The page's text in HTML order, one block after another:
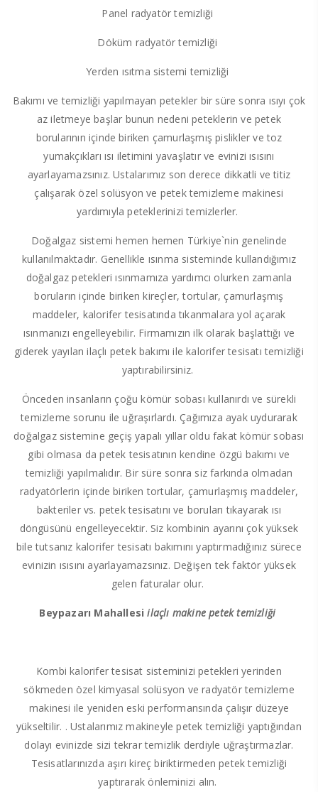
Panel radyatör temizliği
Döküm radyatör temizliği
Yerden ısıtma sistemi temizliği
Bakımı ve temizliği yapılmayan petekler bir süre sonra ısıyı çok
az iletmeye başlar bunun nedeni peteklerin ve petek
borularının içinde biriken çamurlaşmış pislikler ve toz
yumakçıkları ısı iletimini yavaşlatır ve evinizi ısısını
ayarlayamazsınız. Ustalarımız son derece dikkatli ve titiz
çalışarak özel solüsyon ve petek temizleme makinesi
yardımıyla peteklerinizi temizlerler.
Doğalgaz sistemi hemen hemen Türkiye`nin genelinde
kullanılmaktadır. Genellikle ısınma sisteminde kullandığımız
doğalgaz petekleri ısınmamıza yardımcı olurken zamanla
boruların içinde biriken kireçler, tortular, çamurlaşmış
maddeler, kalorifer tesisatında tıkanmalara yol açarak
ısınmanızı engelleyebilir. Firmamızın ilk olarak başlattığı ve
giderek yayılan ilaçlı petek bakımı ile kalorifer tesisatı temizliği
yaptırabilirsiniz.
Önceden insanların çoğu kömür sobası kullanırdı ve sürekli
temizleme sorunu ile uğraşırlardı. Çağımıza ayak uydurarak
doğalgaz sistemine geçiş yapalı yıllar oldu fakat kömür sobası
gibi olmasa da petek tesisatının kendine özgü bakımı ve
temizliği yapılmalıdır. Bir süre sonra siz farkında olmadan
radyatörlerin içinde biriken tortular, çamurlaşmış maddeler,
bakteriler vs. petek tesisatını ve boruları tıkayarak ısı
döngüsünü engelleyecektir. Siz kombinin ayarını çok yüksek
bile tutsanız kalorifer tesisatı bakımını yaptırmadığınız sürece
evinizin ısısını ayarlayamazsınız. Değişen tek faktör yüksek
gelen faturalar olur.
Beypazarı Mahallesiilaçlı makine petek temizliği
Kombi kalorifer tesisat sisteminizi petekleri yerinden
sökmeden özel kimyasal solüsyon ve radyatör temizleme
makinesi ile yeniden eski performansında çalışır düzeye
yükseltilir. . Ustalarımız makineyle petek temizliği yaptığından
dolayı evinizde sizi tekrar temizlik derdiyle uğraştırmazlar.
Tesisatlarınızda aşırı kireç biriktirmeden petek temizliği
yaptırarak önleminizi alın.